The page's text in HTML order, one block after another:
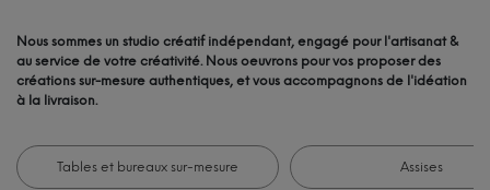
Nous sommes un studio créatif indépendant, engagé pour l'artisanat &
au service de votre créativité. Nous oeuvrons pour vos proposer des
créations sur-mesure authentiques, et vous accompagnons de l'idéation
à la livraison.
Tables et bureaux sur-mesure Assises